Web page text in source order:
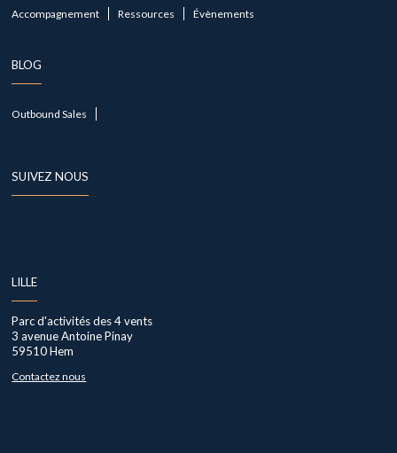
Accompagnement Ressources Évènements
BLOG
Outbound Sales
SUIVEZ NOUS
LILLE
Parc d'activités des 4 vents
3 avenue Antoine Pinay
59510 Hem
Contactez nous